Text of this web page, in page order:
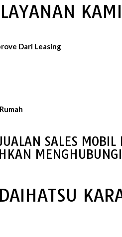
LAYANAN KAMI
Dari Leasing
SALES